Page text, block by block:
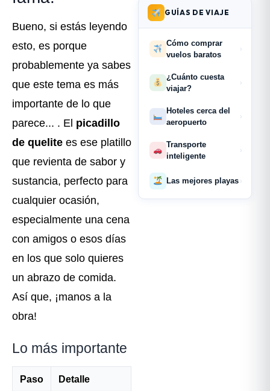
Bueno, si estás leyendo
esto, es porque
probablemente ya sabes
que este tema es más
importante de lo que
parece... . El picadillo
de quelite es ese platillo
que revienta de sabor y
sustancia, perfecto para
cualquier ocasión,
especialmente una cena
con amigos o esos días
en los que solo quieres
un abrazo de comida.
Así que, ¡manos a la
obra!
Lo más importante
Paso Detalle
GUÍAS DE VIAJE
Cómo comprar
vuelos baratos
›
¿Cuánto cuesta
viajar?
›
Hoteles cerca del
aeropuerto
›
Transporte
inteligente
›
Las mejores playas ›